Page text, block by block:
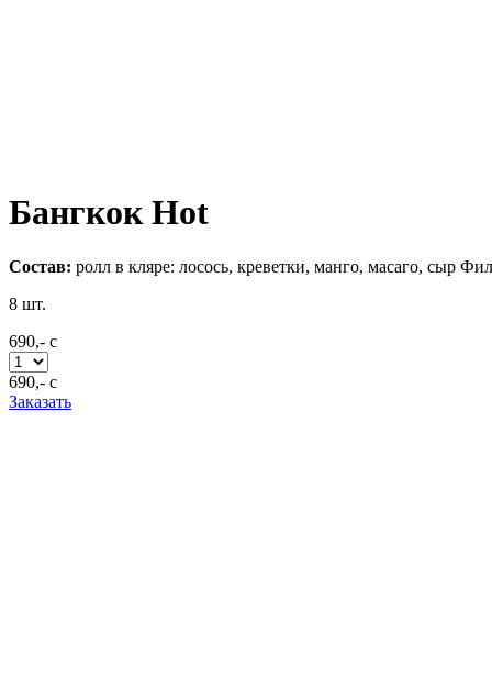
Бангкок Hot
Состав: ролл в кляре: лосось, креветки, манго, масаго, сыр
8 шт.
690,- c
690,- c
Заказать